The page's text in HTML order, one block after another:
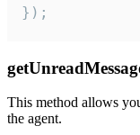
});
This method allows
the agent.